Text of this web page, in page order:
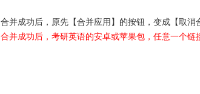
合并成功后，原先【合并应用】的按钮，变成【取消
合并成功后，考研英语的安卓或苹果包，任意一个链